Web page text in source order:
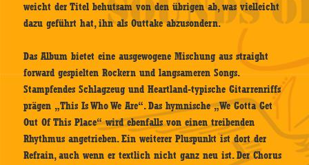
weicht der Titel behutsam von den übrigen ab, was vielleicht
dazu geführt hat, ihn als Outtake abzusondern.
Das Album bietet eine ausgewogene Mischung aus straight
forward gespielten Rockern und langsameren Songs.
Stampfendes Schlagzeug und Heartland-typische Gitarrenriffs
prägen „This Is Who We Are“. Das hymnische „We Gotta Get
Out Of This Place“ wird ebenfalls von einen treibenden
Rhythmus angetrieben. Ein weiterer Pluspunkt ist dort der
Refrain, auch wenn er textlich nicht ganz neu ist. Der Chorus